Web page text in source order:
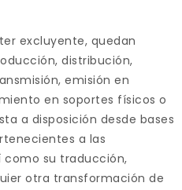
excluyente, quedan
distribución,
emisión en
en soportes físicos o
a disposición desde bases
a las
como su traducción,
otra transformación de